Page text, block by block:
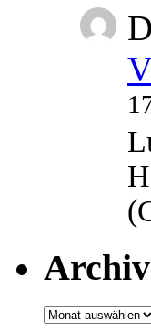
Archiv
Archiv